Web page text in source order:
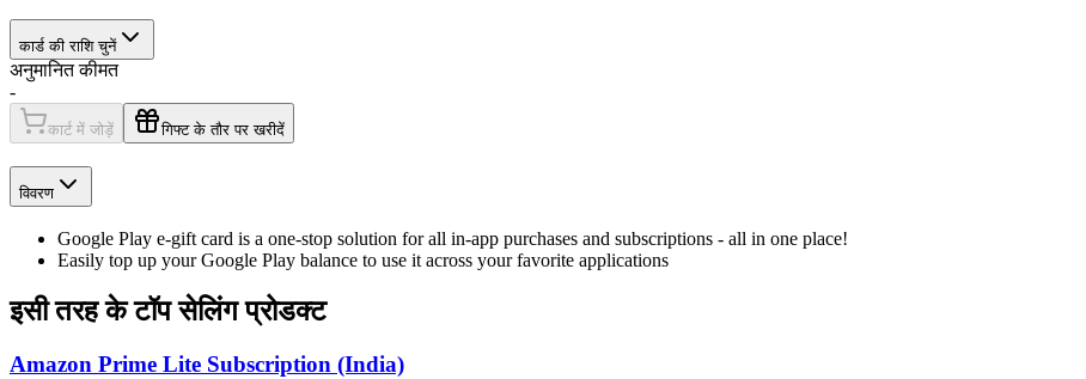
कार्ड की राशि चुनें
अनुमानित कीमत
-
कार्ट में जोड़ें गिफ्ट के तौर पर खरीदें
विवरण
Google Play e-gift card is a one-stop solution for all in-app purchases and subscriptions - all in one place!
Easily top up your Google Play balance to use it across your favorite applications
इसी तरह के टॉप सेलिंग प्रोडक्ट
Amazon Prime Lite Subscription (India)